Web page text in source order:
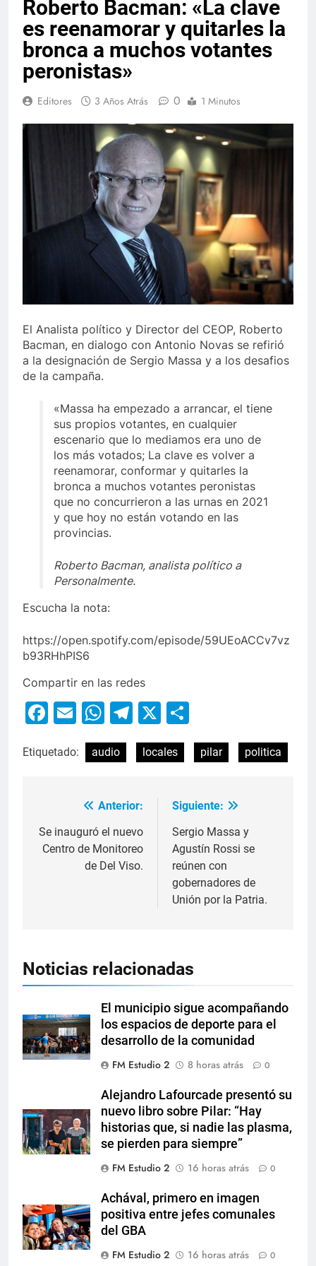
Roberto Bacman: «La clave
es reenamorar y quitarles la
bronca a muchos votantes
peronistas»
Editores 3 Años Atrás 0 1 Minutos
El Analista político y Director del CEOP, Roberto
Bacman, en dialogo con Antonio Novas se refirió
a la designación de Sergio Massa y a los desafios
de la campaña.
«Massa ha empezado a arrancar, el tiene
sus propios votantes, en cualquier
escenario que lo mediamos era uno de
los más votados; La clave es volver a
reenamorar, conformar y quitarles la
bronca a muchos votantes peronistas
que no concurrieron a las urnas en 2021
y que hoy no están votando en las
provincias.
Roberto Bacman, analista político a
Personalmente.
Escucha la nota:
https://open.spotify.com/episode/59UEoACCv7vz
b93RHhPIS6
Compartir en las redes
Facebook
EmailWhatsApp
Telegram
X
Etiquetado: audio locales pilar politica
Anterior:
Se inauguró el nuevo
Centro de Monitoreo
de Del Viso.
Siguiente:
Sergio Massa y
Agustín Rossi se
reúnen con
gobernadores de
Unión por la Patria.
Noticias relacionadas
El municipio sigue acompañando
los espacios de deporte para el
desarrollo de la comunidad
FM Estudio 2
8 horas atrás 0
Alejandro Lafourcade presentó su
nuevo libro sobre Pilar: “Hay
historias que, si nadie las plasma,
se pierden para siempre”
FM Estudio 2
16 horas atrás 0
Achával, primero en imagen
positiva entre jefes comunales
del GBA
FM Estudio 2
16 horas atrás 0